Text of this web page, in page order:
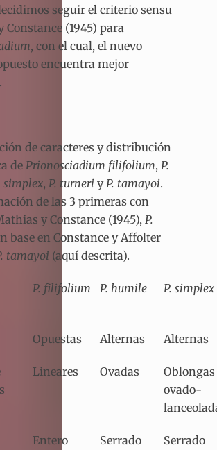
seguir el criterio sensu
Constance (1945) para
, con el cual, el nuevo
encuentra mejor
de caracteres y distribución
de Prionosciadium filifolium, P.
simplex, P. turneri y P. tamayoi.
de las 3 primeras con
y Constance (1945), P.
base en Constance y Affolter
tamayoi (aquí descrita).
P. filifolium P. humile P. simplex
Opuestas Alternas Alternas
Lineares Ovadas
Oblongas
ovado-
Entero Serrado Serrado